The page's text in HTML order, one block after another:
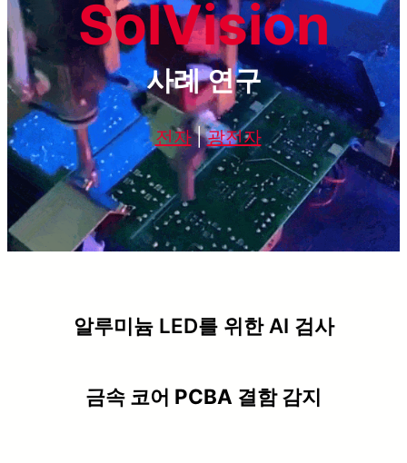
기
SolVision
사례 연구
전자 | 광전자
알루미늄 LED를 위한 AI 검사
금속 코어 PCBA 결함 감지